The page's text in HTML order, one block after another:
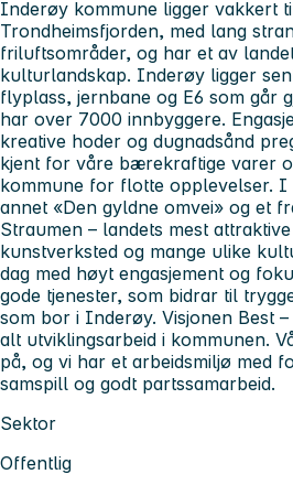
Inderøy kommune ligger vakkert
Trondheimsfjorden, med lang
friluftsområder, og har et av
kulturlandskap. Inderøy ligger
flyplass, jernbane og E6 som går
har over 7000 innbyggere.
kreative hoder og dugnadsånd
kjent for våre bærekraftige varer
kommune for flotte opplevelser.
annet «Den gyldne omvei» og et
Straumen – landets mest
kunstverksted og mange ulike
dag med høyt engasjement og
gode tjenester, som bidrar til
som bor i Inderøy. Visjonen Best
alt utviklingsarbeid i kommunen.
på, og vi har et arbeidsmiljø med
samspill og godt partssamarbeid.
Sektor
Offentlig